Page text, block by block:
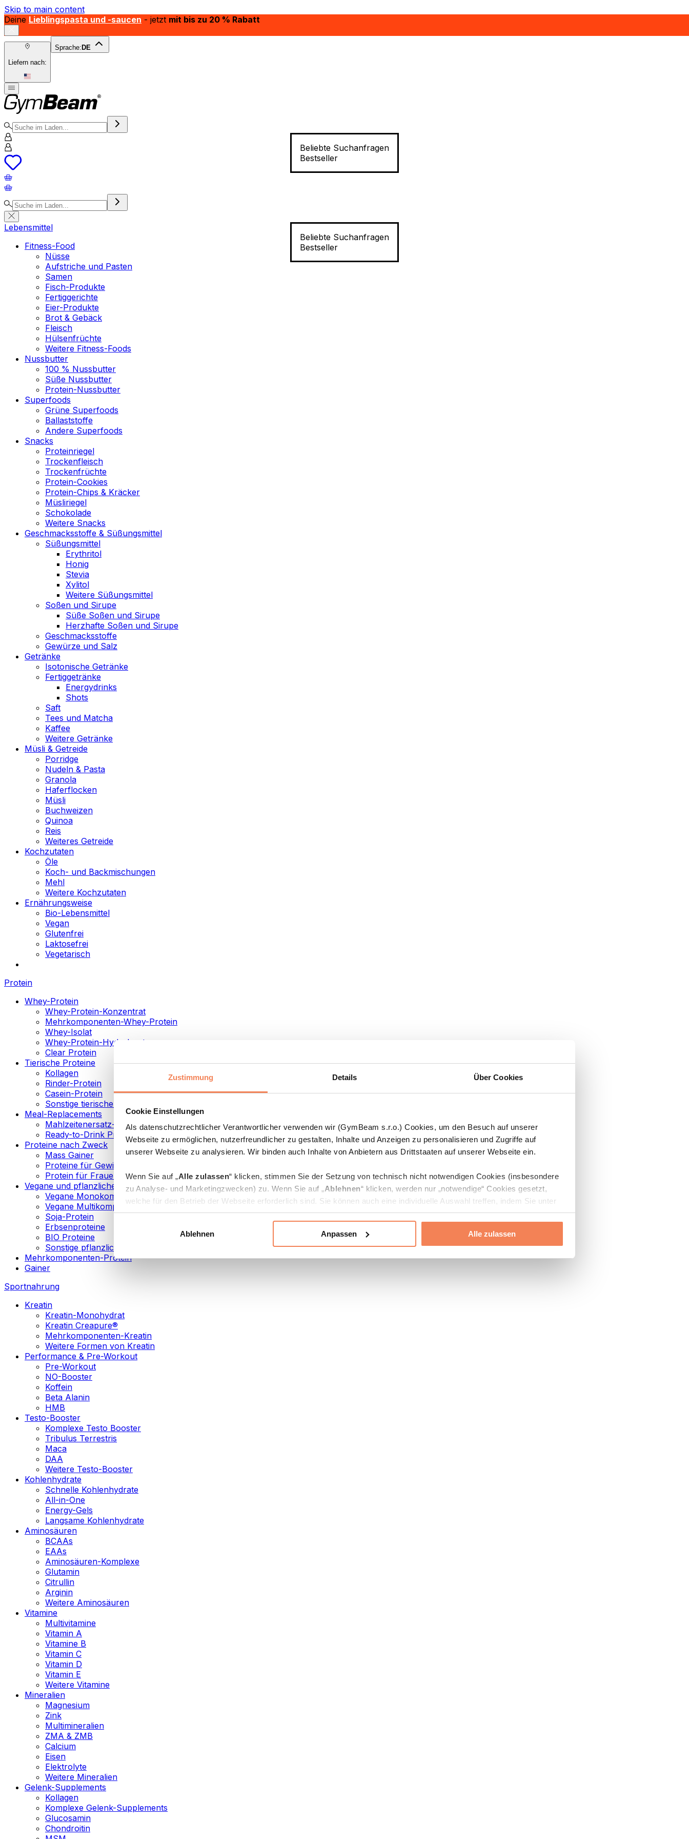
Zustimmung Details Über Cookies
Cookie Einstellungen
Als datenschutzrechtlicher Verantwortlicher verwenden wir (GymBeam s.r.o.) Cookies, um den Besuch auf unserer
Webseite zu ermöglichen, nutzerfreundlicher zu gestalten, Inhalte und Anzeigen zu personalisieren und Zugriffe auf
unserer Webseite zu analysieren. Wir binden auch Inhalte von Anbietern aus Drittstaaten auf unserer Webseite ein.
Wenn Sie auf „Alle zulassen“ klicken, stimmen Sie der Setzung von technisch nicht notwendigen Cookies (insbesondere
zu Analyse- und Marketingzwecken) zu. Wenn Sie auf „Ablehnen“ klicken, werden nur „notwendige“ Cookies gesetzt,
welche für den Betrieb der Webseite erforderlich sind. Sie können auch eine individuelle Auswahl treffen, indem Sie unter
„Anpassen“ einzelne Kategorien an- oder abwählen und „Auswahl erlauben“ klicken.
Weitere Informationen über die Verarbeitung Ihrer Daten finden Sie in den Unterpunkten „Details“ und „Über Cookies“
Ablehnen Anpassen Alle zulassen
Skip to main content
Deine Lieblingspasta und -saucen - jetzt mit bis zu 20 % Rabatt
Liefern nach:
Sprache: DE
Beliebte Suchanfragen
Bestseller
Beliebte Suchanfragen
Bestseller
Lebensmittel
Fitness-Food
Nüsse
Aufstriche und Pasten
Samen
Fisch-Produkte
Fertiggerichte
Eier-Produkte
Brot & Gebäck
Fleisch
Hülsenfrüchte
Weitere Fitness-Foods
Nussbutter
100 % Nussbutter
Süße Nussbutter
Protein-Nussbutter
Superfoods
Grüne Superfoods
Ballaststoffe
Andere Superfoods
Snacks
Proteinriegel
Trockenfleisch
Trockenfrüchte
Protein-Cookies
Protein-Chips & Kräcker
Müsliriegel
Schokolade
Weitere Snacks
Geschmacksstoffe & Süßungsmittel
Süßungsmittel
Erythritol
Honig
Stevia
Xylitol
Weitere Süßungsmittel
Soßen und Sirupe
Süße Soßen und Sirupe
Herzhafte Soßen und Sirupe
Geschmacksstoffe
Gewürze und Salz
Getränke
Isotonische Getränke
Fertiggetränke
Energydrinks
Shots
Saft
Tees und Matcha
Kaffee
Weitere Getränke
Müsli & Getreide
Porridge
Nudeln & Pasta
Granola
Haferflocken
Müsli
Buchweizen
Quinoa
Reis
Weiteres Getreide
Kochzutaten
Öle
Koch- und Backmischungen
Mehl
Weitere Kochzutaten
Ernährungsweise
Bio-Lebensmittel
Vegan
Glutenfrei
Laktosefrei
Vegetarisch
Protein
Whey-Protein
Whey-Protein-Konzentrat
Mehrkomponenten-Whey-Protein
Whey-Isolat
Whey-Protein-Hydrolysat
Clear Protein
Tierische Proteine
Kollagen
Rinder-Protein
Casein-Protein
Sonstige tierische Proteine
Meal-Replacements
Mahlzeitenersatz-Pulver
Ready-to-Drink Proteingetränke
Proteine nach Zweck
Mass Gainer
Proteine für Gewichtsverlust
Protein für Frauen
Vegane und pflanzliche Proteine
Vegane Monokomponenten-Proteine
Vegane Multikomponenten-Proteine
Soja-Protein
Erbsenproteine
BIO Proteine
Sonstige pflanzliche Proteine
Mehrkomponenten-Protein
Gainer
Sportnahrung
Kreatin
Kreatin-Monohydrat
Kreatin Creapure®
Mehrkomponenten-Kreatin
Weitere Formen von Kreatin
Performance & Pre-Workout
Pre-Workout
NO-Booster
Koffein
Beta Alanin
HMB
Testo-Booster
Komplexe Testo Booster
Tribulus Terrestris
Maca
DAA
Weitere Testo-Booster
Kohlenhydrate
Schnelle Kohlenhydrate
All-in-One
Energy-Gels
Langsame Kohlenhydrate
Aminosäuren
BCAAs
EAAs
Aminosäuren-Komplexe
Glutamin
Citrullin
Arginin
Weitere Aminosäuren
Vitamine
Multivitamine
Vitamin A
Vitamine B
Vitamin C
Vitamin D
Vitamin E
Weitere Vitamine
Mineralien
Magnesium
Zink
Multimineralien
ZMA & ZMB
Calcium
Eisen
Elektrolyte
Weitere Mineralien
Gelenk-Supplements
Kollagen
Komplexe Gelenk-Supplements
Glucosamin
Chondroitin